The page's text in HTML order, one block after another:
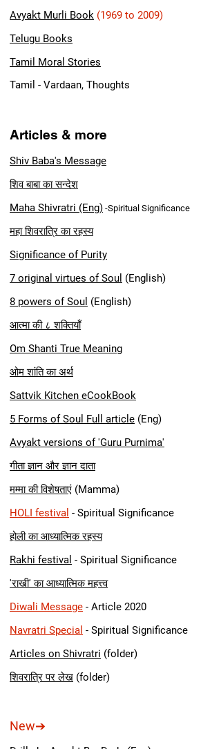
Avyakt Murli Book (1969 to 2009)
Telugu Books
Tamil Moral Stories
Tamil - Vardaan, Thoughts
Articles & more
Shiv Baba's Message
शिव बाबा का सन्देश
Maha Shivratri (Eng) -Spiritual Significance
महा शिवरात्रि का रहस्य
Significance of Purity
7 original virtues of Soul (English)
8 powers of Soul (English)
आत्मा की ८ शक्तियाँ
Om Shanti True Meaning
ओम शांति का अर्थ
Sattvik Kitchen eCookBook
5 Forms of Soul Full article (Eng)
Avyakt versions of 'Guru Purnima'
गीता ज्ञान और ज्ञान दाता
मम्मा की विशेषताएं (Mamma)
HOLI festival - Spiritual Significance
होली का आध्यात्मिक रहस्य
Rakhi festival - Spiritual Significance
'राखी' का आध्यात्मिक महत्त्व
Diwali Message - Article 2020
Navratri Special - Spiritual Significance
Articles on Shivratri (folder)
शिवरात्रि पर लेख (folder)
New➔